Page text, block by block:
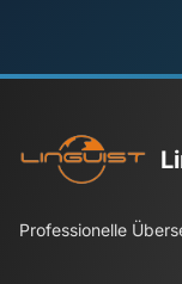
Professionelle